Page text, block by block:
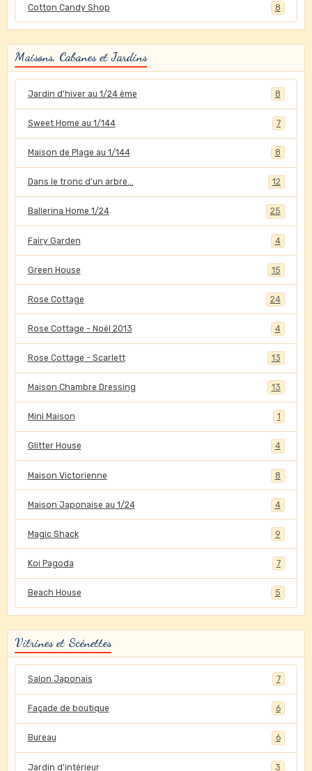
Cotton Candy Shop 8
Maisons, Cabanes et Jardins
Jardin d'hiver au 1/24 ème 8
Sweet Home au 1/144 7
Maison de Plage au 1/144 8
Dans le tronc d'un arbre... 12
Ballerina Home 1/24 25
Fairy Garden 4
Green House 15
Rose Cottage 24
Rose Cottage - Noël 2013 4
Rose Cottage - Scarlett 13
Maison Chambre Dressing 13
Mini Maison 1
Glitter House 4
Maison Victorienne 8
Maison Japonaise au 1/24 4
Magic Shack 9
Koi Pagoda 7
Beach House 5
Vitrines et Scènettes
Salon Japonais 7
Façade de boutique 6
Bureau 6
Jardin d'intérieur 3